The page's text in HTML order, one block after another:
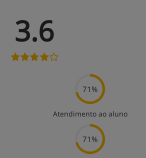
3.6
71%
Atendimento ao aluno
71%